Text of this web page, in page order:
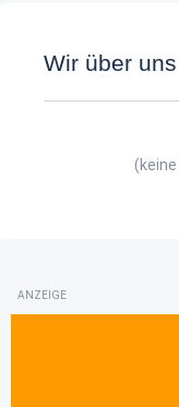
Wir über uns
ANZEIGE